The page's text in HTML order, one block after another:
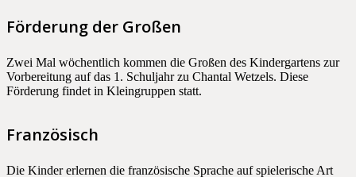
Förderung der Großen
Zwei Mal wöchentlich kommen die Großen des Kindergartens zur
Vorbereitung auf das 1. Schuljahr zu Chantal Wetzels. Diese
Förderung findet in Kleingruppen statt.
Französisch
Die Kinder erlernen die französische Sprache auf spielerische Art